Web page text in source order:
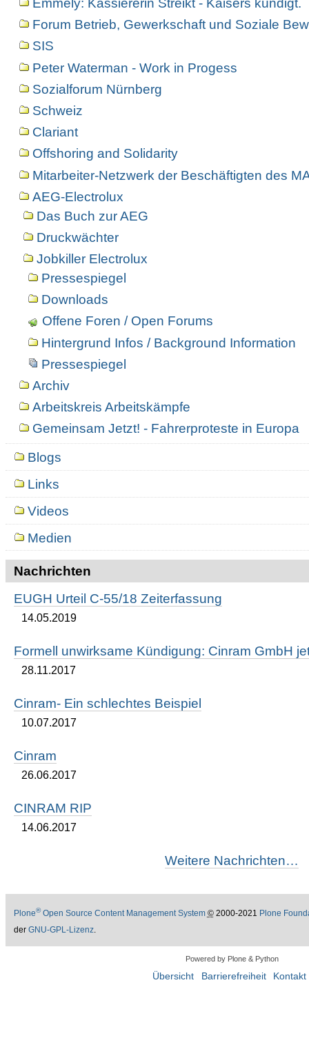
Emmely: Kassiererin Streikt - Kaisers kündigt.
Forum Betrieb, Gewerkschaft und Soziale
SIS
Peter Waterman - Work in Progess
Sozialforum Nürnberg
Schweiz
Clariant
Offshoring and Solidarity
Mitarbeiter-Netzwerk der Beschäftigten des
AEG-Electrolux
Das Buch zur AEG
Druckwächter
Jobkiller Electrolux
Pressespiegel
Downloads
Offene Foren / Open Forums
Hintergrund Infos / Background Information
Pressespiegel
Archiv
Arbeitskreis Arbeitskämpfe
Gemeinsam Jetzt! - Fahrerproteste in Europa
Blogs
Links
Videos
Medien
Nachrichten
EUGH Urteil C-55/18 Zeiterfassung
14.05.2019
Formell unwirksame Kündigung: Cinram GmbH
28.11.2017
Cinram- Ein schlechtes Beispiel
10.07.2017
Cinram
26.06.2017
CINRAM RIP
14.06.2017
Weitere Nachrichten…
Plone®Open Source Content Management System ©2000-2021 Plone
der GNU-GPL-Lizenz.
Powered by Plone & Python
Übersicht Barrierefreiheit Kontakt